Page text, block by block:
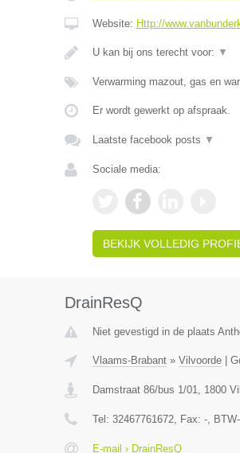
Website: Http://
U kan bij ons terecht voor: ▼
Verwarming mazout, gas en
Er wordt gewerkt op afspraak.
Laatste facebook posts ▼
Sociale media:
BEKIJK VOLLEDIG
DrainResQ
Niet gevestigd in de plaats
Vlaams-Brabant» Vilvoorde|
Damstraat 86/bus 1/01, 1800
Tel: 32467761672, Fax: -,
E-mail › DrainResQ